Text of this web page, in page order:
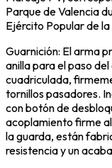
Parque de Valencia
Ejército Popular de la
Guarnición: El arma
anilla para el paso
cuadriculada,
tornillos pasadores.
con botón de
acoplamiento firme
la guarda, están
resistencia y un